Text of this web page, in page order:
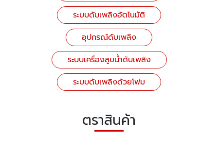
ระบบดับเพลิงอัตโนมัติ
อุปกรณ์ดับเพลิง
ระบบเครื่องสูบน้ำดับเพลิง
ระบบดับเพลิงด้วยโฟม
ตราสินค้า